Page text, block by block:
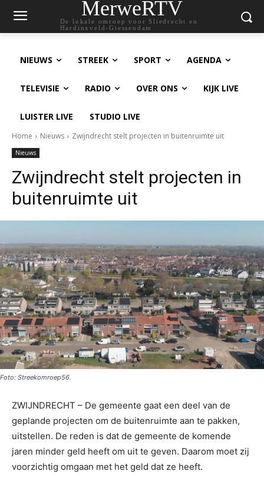
MerweRTV
De lokale omroep voor Sliedrecht en
Hardinxveld-Giessendam
NIEUWS STREEK SPORT AGENDA
TELEVISIE RADIO OVER ONS KIJK LIVE
LUISTER LIVE STUDIO LIVE
Home Nieuws Zwijndrecht stelt projecten in buitenruimte uit
Nieuws
Zwijndrecht stelt projecten in
buitenruimte uit
Foto: Streekomroep56.
ZWIJNDRECHT – De gemeente gaat een deel van de
geplande projecten om de buitenruimte aan te pakken,
uitstellen. De reden is dat de gemeente de komende
jaren minder geld heeft om uit te geven. Daarom moet zij
voorzichtig omgaan met het geld dat ze heeft.